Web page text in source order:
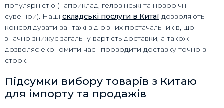
популярністю (наприклад, геловінські та новорічні
сувеніри). Наші складські послуги в Китаї дозволяють
консолідувати вантажі від різних постачальників, що
значно знижує загальну вартість доставки, а також
дозволяє економити час і проводити доставку точно в
строк.
Підсумки вибору товарів з Китаю
для імпорту та продажів